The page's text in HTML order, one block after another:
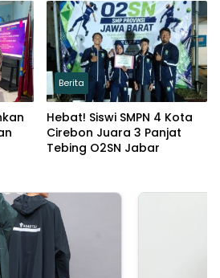
Berita
Hebat! Siswi SMPN 4 Kota
Cirebon Juara 3 Panjat
Tebing O2SN Jabar